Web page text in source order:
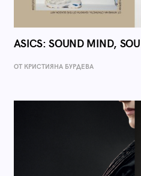
ASICS: SOUND MIND,
ОТ КРИСТИЯНА БУРДЕВА